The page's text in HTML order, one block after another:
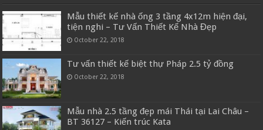
Mẫu thiết kế nhà ống 3 tầng 4x12m hiện đại,
tiện nghi – Tư Vấn Thiết Kế Nhà Đẹp
October 22, 2018
Tư vấn thiết kế biệt thự Pháp 2.5 tỷ đồng
October 22, 2018
Mẫu nhà 2.5 tầng đẹp mái Thái tại Lai Châu –
BT 36127 – Kiến trúc Kata